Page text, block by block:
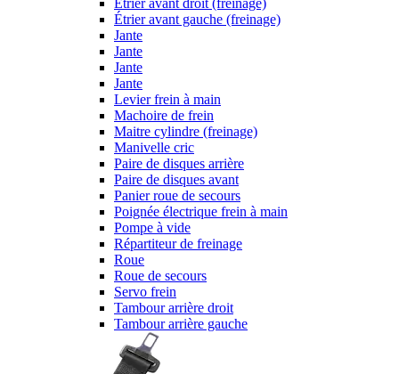
Étrier avant droit (freinage)
Étrier avant gauche (freinage)
Jante
Jante
Jante
Jante
Levier frein à main
Machoire de frein
Maitre cylindre (freinage)
Manivelle cric
Paire de disques arrière
Paire de disques avant
Panier roue de secours
Poignée électrique frein à main
Pompe à vide
Répartiteur de freinage
Roue
Roue de secours
Servo frein
Tambour arrière droit
Tambour arrière gauche